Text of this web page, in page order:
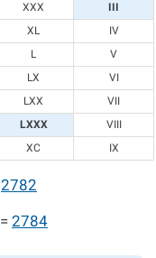
XXX
III
XL
IV
L
V
LX
VI
LXX
VII
LXXX
VIII
XC IX
2782
= 2784